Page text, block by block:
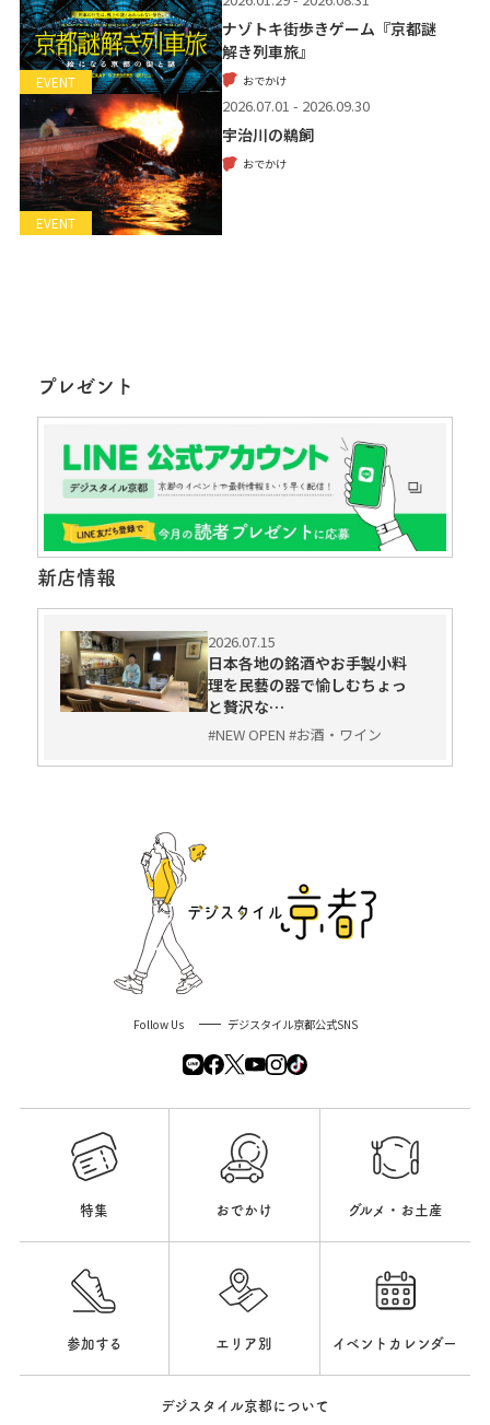
EVENT
ナゾトキ街歩きゲーム『京都謎
解き列車旅』
おでかけ
EVENT
2026.07.01 - 2026.09.30
宇治川の鵜飼
おでかけ
プレゼント
新店情報
2026.07.15
日本各地の銘酒やお手製小料
理を民藝の器で愉しむちょっ
と贅沢な…
#NEW OPEN #お酒・ワイン
Follow Us デジスタイル京都公式SNS
特集 おでかけ グルメ・お土産
参加する エリア別 イベントカレンダー
デジスタイル京都について